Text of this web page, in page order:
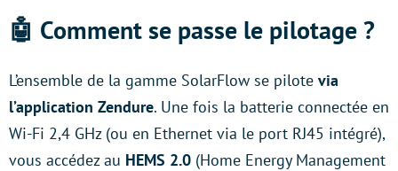
🤖 Comment se passe le pilotage ?
L’ensemble de la gamme SolarFlow se pilote via
l’application Zendure. Une fois la batterie connectée en
Wi-Fi 2,4 GHz (ou en Ethernet via le port RJ45 intégré),
vous accédez au HEMS 2.0 (Home Energy Management